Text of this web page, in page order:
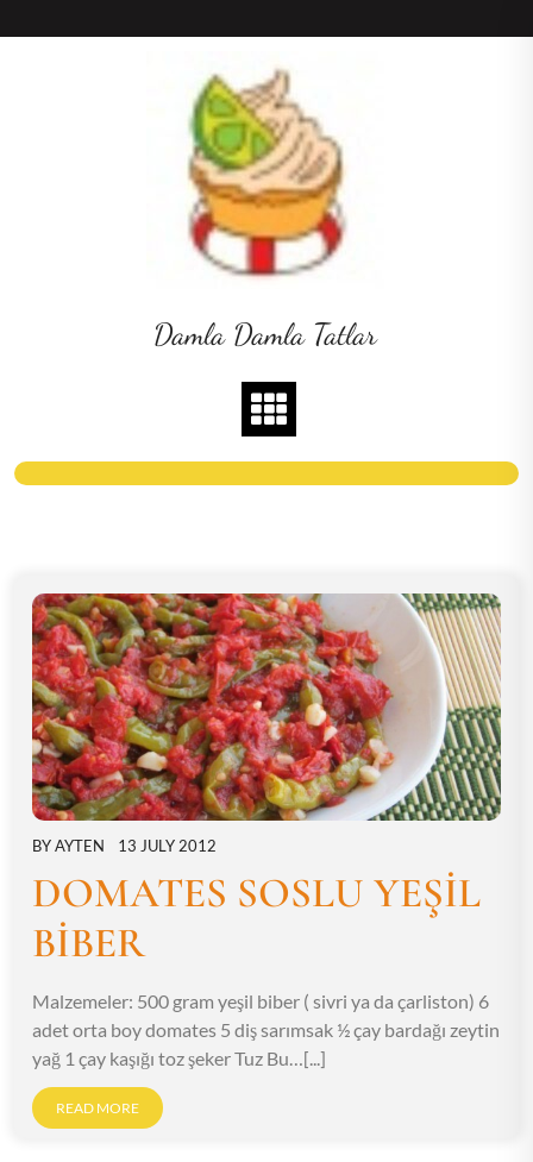
to
Damla Damla Tatlar
BYAYTEN 13 JULY 2012
DOMATES SOSLU YEŞİL
BİBER
Malzemeler: 500 gram yeşil biber ( sivri ya da çarliston) 6
adet orta boy domates 5 diş sarımsak ½ çay bardağı zeytin
yağ 1 çay kaşığı toz şeker Tuz Bu…[...]
READ MORE